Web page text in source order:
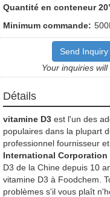
Quantité en conteneur
Minimum commande:
Send
Your inquiries
Détails
vitamine D3 est l'un des
populaires dans la plupart
professionnel fournisseur
International Corporation
D3 de la Chine depuis 10
vitamine D3 à Foodchem.
problèmes s'il vous plaît